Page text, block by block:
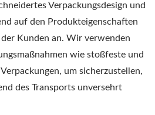
Verpackungsdesign und
auf den Produkteigenschaften
Kunden an. Wir verwenden
wie stoßfeste und
um sicherzustellen,
des Transports unversehrt